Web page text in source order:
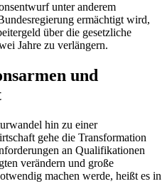
unter anderem
ermächtigt wird,
über die gesetzliche
Jahre zu verlängern.
und
hin zu einer
gehe die Transformation
an Qualifikationen
verändern und große
machen werde, heißt es in